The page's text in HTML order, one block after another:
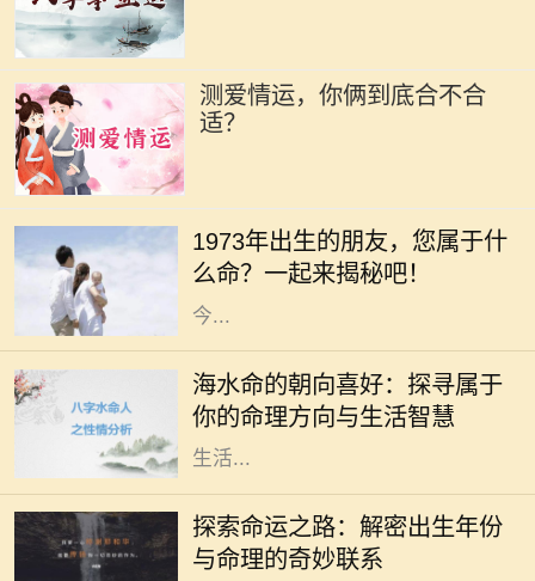
测爱情运，你俩到底合不合
适？
1973年出生的朋友，您属于什
么命？一起来揭秘吧！
出生的年份、五行和生肖密切相关。
1973年，这个年份不仅是新历史的起
点，更是成千上万生命的诞生之年。
今...
海水命的朝向喜好：探寻属于
你的命理方向与生活智慧
在命理学中，海水命是一种受人喜爱
的命格。它代表着依赖变化与流动的
特性，仿佛大海一般，能够包容万
象，适应环境。而海水命的人在选择
生活...
探索命运之路：解密出生年份
与命理的奇妙联系
在中国传统文化中，命理学一直扮演
着重要的角色。古人相信，一个人出
生的年份、月份、日期和时辰直接影
响着他们的命运。而其中，出生年份